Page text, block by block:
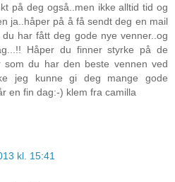
på deg også..men ikke alltid tid og
ja..håper på å få sendt deg en mail
har fått deg gode nye venner..og
Håper du finner styrke på de
som du har den beste vennen ved
jeg kunne gi deg mange gode
en fin dag:-) klem fra camilla
kl. 15:41